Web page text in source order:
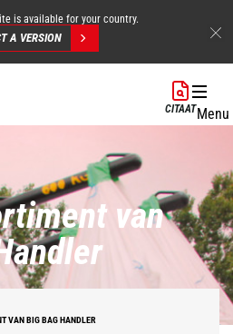
is available for your country.
A VERSION
CITAATMenu
van
VAN BIG BAG HANDLER